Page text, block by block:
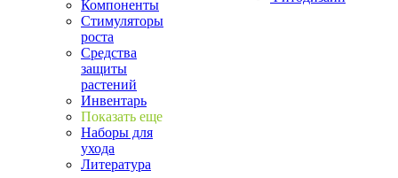
Компоненты
Стимуляторы
роста
Средства
защиты
растений
Инвентарь
Показать еще
Наборы для
ухода
Литература